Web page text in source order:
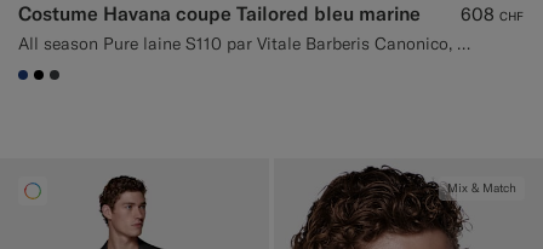
Costume Havana coupe Tailored bleu marine
All season Pure laine S110 par Vitale Barberis Canonico, Italie
608 CHF
#1C3D7A
#000000
#3d4043
Mix & Match